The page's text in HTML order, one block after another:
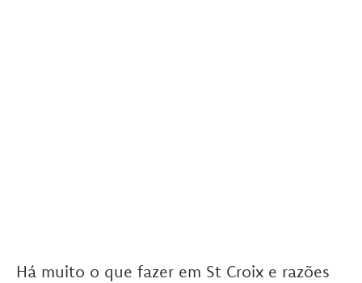
Há muito o que fazer em St Croix e razões